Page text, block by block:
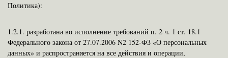
Политика):
1.2.1. разработана во исполнение требований п. 2 ч. 1 ст. 18.1
Федерального закона от 27.07.2006 N2 152-ФЗ «О персональных
данных» и распространяется на все действия и операции,